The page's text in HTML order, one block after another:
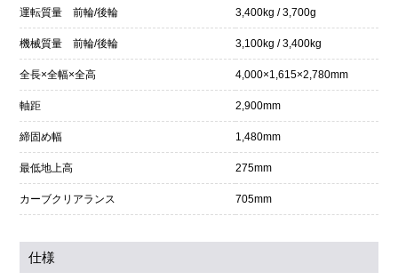
運転質量 前輪/後輪 3,400kg / 3,700g
機械質量 前輪/後輪 3,100kg / 3,400kg
全長×全幅×全高 4,000×1,615×2,780mm
軸距 2,900mm
締固め幅 1,480mm
最低地上高 275mm
カーブクリアランス 705mm
仕様